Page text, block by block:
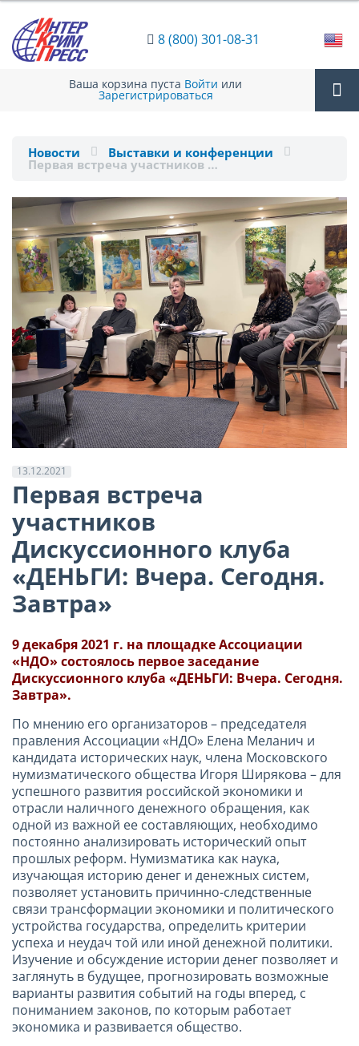
8 (800) 301-08-31
Ваша корзина пуста Войти или
Зарегистрироваться
Новости Выставки и конференции
Первая встреча участников …
13.12.2021
Первая встреча
участников
Дискуссионного клуба
«ДЕНЬГИ: Вчера. Сегодня.
Завтра»
9 декабря 2021 г. на площадке Ассоциации
«НДО» состоялось первое заседание
Дискуссионного клуба «ДЕНЬГИ: Вчера. Сегодня.
Завтра».
По мнению его организаторов – председателя
правления Ассоциации «НДО» Елена Меланич и
кандидата исторических наук, члена Московского
нумизматического общества Игоря Ширякова – для
успешного развития российской экономики и
отрасли наличного денежного обращения, как
одной из важной ее составляющих, необходимо
постоянно анализировать исторический опыт
прошлых реформ. Нумизматика как наука,
изучающая историю денег и денежных систем,
позволяет установить причинно-следственные
связи трансформации экономики и политического
устройства государства, определить критерии
успеха и неудач той или иной денежной политики.
Изучение и обсуждение истории денег позволяет и
заглянуть в будущее, прогнозировать возможные
варианты развития событий на годы вперед, с
пониманием законов, по которым работает
экономика и развивается общество.